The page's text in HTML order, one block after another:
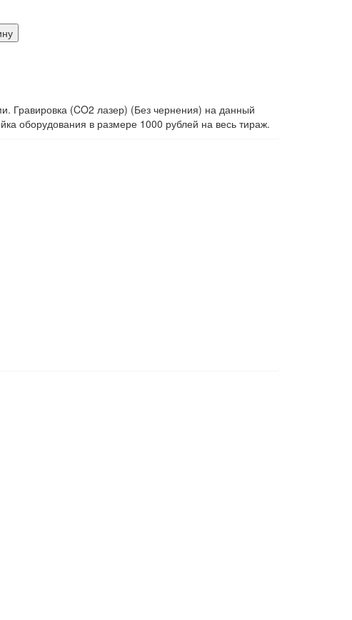
Гравировка (CO2 лазер) (Без чернения) на данный
оборудования в размере 1000 рублей на весь тираж.